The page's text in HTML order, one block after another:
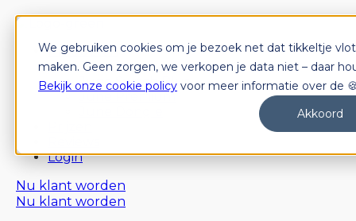
We gebruiken cookies om je bezoek net dat tikkeltje
maken. Geen zorgen, we verkopen je data niet – daar
Bekijk onze cookie policy voor meer informatie over de
Akkoord
Producten
June Switch
June Switch Plus
June Premium
Login
Nu klant worden
Nu klant worden